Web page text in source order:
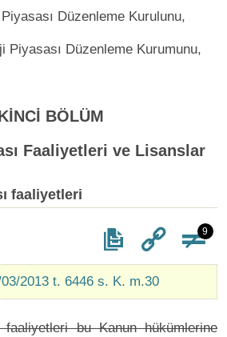
Düzenleme Kurulunu,
Piyasası Düzenleme Kurumunu,
BÖLÜM
Faaliyetleri ve Lisanslar
faaliyetleri
9
2013 t. 6446 s. K. m.30
faaliyetleri bu Kanun hükümlerine